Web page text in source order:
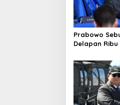
Prabowo
Delapan Ribu